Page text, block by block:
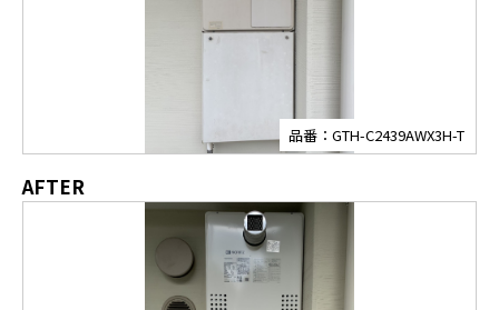
品番：GTH-C2439AWX3H-T
AFTER